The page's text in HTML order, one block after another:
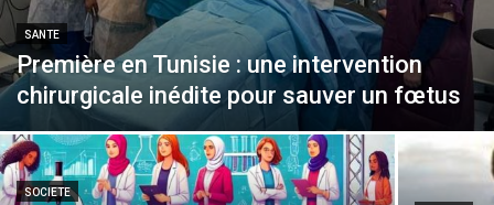
SANTE
Première en Tunisie : une intervention
chirurgicale inédite pour sauver un fœtus
SOCIETE